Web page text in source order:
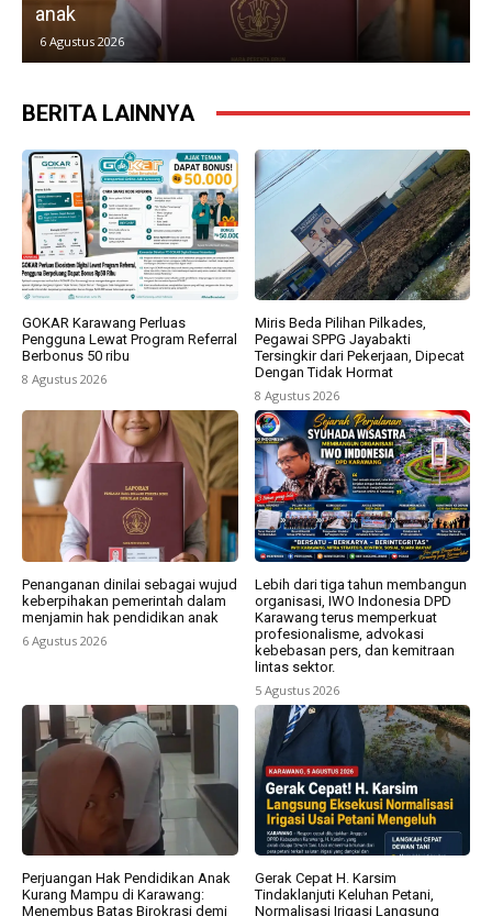
anak
6 Agustus 2026
BERITA LAINNYA
GOKAR Karawang Perluas
Pengguna Lewat Program Referral
Berbonus 50 ribu
8 Agustus 2026
Miris Beda Pilihan Pilkades,
Pegawai SPPG Jayabakti
Tersingkir dari Pekerjaan, Dipecat
Dengan Tidak Hormat
8 Agustus 2026
Penanganan dinilai sebagai wujud
keberpihakan pemerintah dalam
menjamin hak pendidikan anak
6 Agustus 2026
Lebih dari tiga tahun membangun
organisasi, IWO Indonesia DPD
Karawang terus memperkuat
profesionalisme, advokasi
kebebasan pers, dan kemitraan
lintas sektor.
5 Agustus 2026
Perjuangan Hak Pendidikan Anak
Kurang Mampu di Karawang:
Menembus Batas Birokrasi demi
Gerak Cepat H. Karsim
Tindaklanjuti Keluhan Petani,
Normalisasi Irigasi Langsung